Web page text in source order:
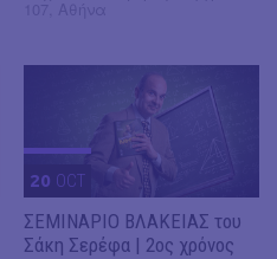
20 OCT
ΣΕΜΙΝΑΡΙΟ ΒΛΑΚΕΙΑΣ του
Σάκη Σερέφα | 2ος χρόνος